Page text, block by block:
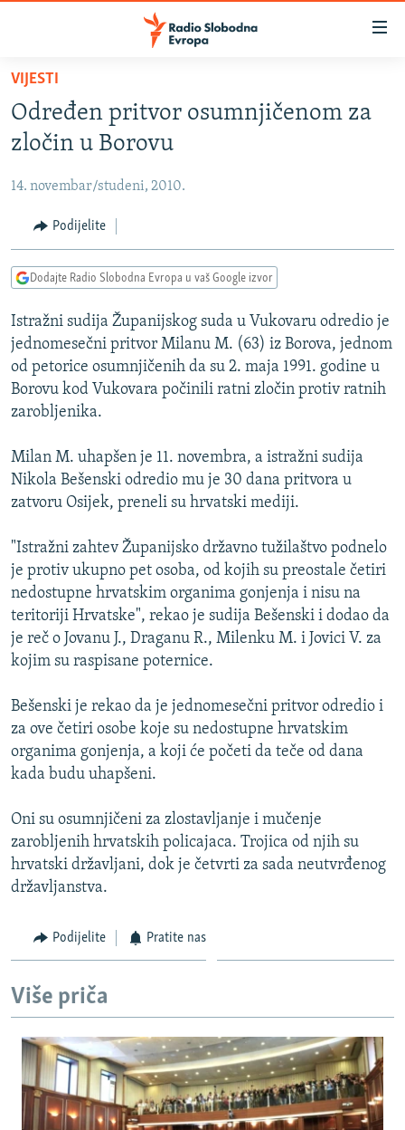
Pređite
glavni
sadržaj
na
navigaciju
Pređite
na
VIJESTI
BOSNA I HERCEGOVINA
KOSOVO
CRNA GORA
VIDEO
FOTOGALERIJE
INFOGRAFIKE
PODCASTI
RAT U UKRAJINI
KINA NA BALKANU
RSE PRIČE IZ SVIJETA
ISPRIČAJ MI
DNEVNO@RSE
SPECIJALI RSE
GENOCID U SREBRENICI
POPLAVE I KLIZIŠTA U BIH 2024.
TV LIBERTY
POST SCRIPTUM
TRI DECENIJE OD RATA U BIH
SVE KARTE DEJTONA
NASTANAK I RASPAD JUGOSLAVIJE
Sve RFE/RL stranice
VIJESTI
Određen pritvor osumnjičenom za
zločin u Borovu
14. novembar/studeni, 2010.
Podijelite
Dodajte Radio Slobodna Evropa u vaš Google izvor
Istražni sudija Županijskog suda u Vukovaru odredio je
jednomesečni pritvor Milanu M. (63) iz Borova, jednom
od petorice osumnjičenih da su 2. maja 1991. godine u
Borovu kod Vukovara počinili ratni zločin protiv ratnih
zarobljenika.
Milan M. uhapšen je 11. novembra, a istražni sudija
Nikola Bešenski odredio mu je 30 dana pritvora u
zatvoru Osijek, preneli su hrvatski mediji.
"Istražni zahtev Županijsko državno tužilaštvo podnelo
je protiv ukupno pet osoba, od kojih su preostale četiri
nedostupne hrvatskim organima gonjenja i nisu na
teritoriji Hrvatske", rekao je sudija Bešenski i dodao da
je reč o Jovanu J., Draganu R., Milenku M. i Jovici V. za
kojim su raspisane poternice.
Bešenski je rekao da je jednomesečni pritvor odredio i
za ove četiri osobe koje su nedostupne hrvatskim
organima gonjenja, a koji će početi da teče od dana
kada budu uhapšeni.
Oni su osumnjičeni za zlostavljanje i mučenje
zarobljenih hrvatskih policajaca. Trojica od njih su
hrvatski državljani, dok je četvrti za sada neutvrđenog
državljanstva.
Podijelite Pratite nas
Više priča